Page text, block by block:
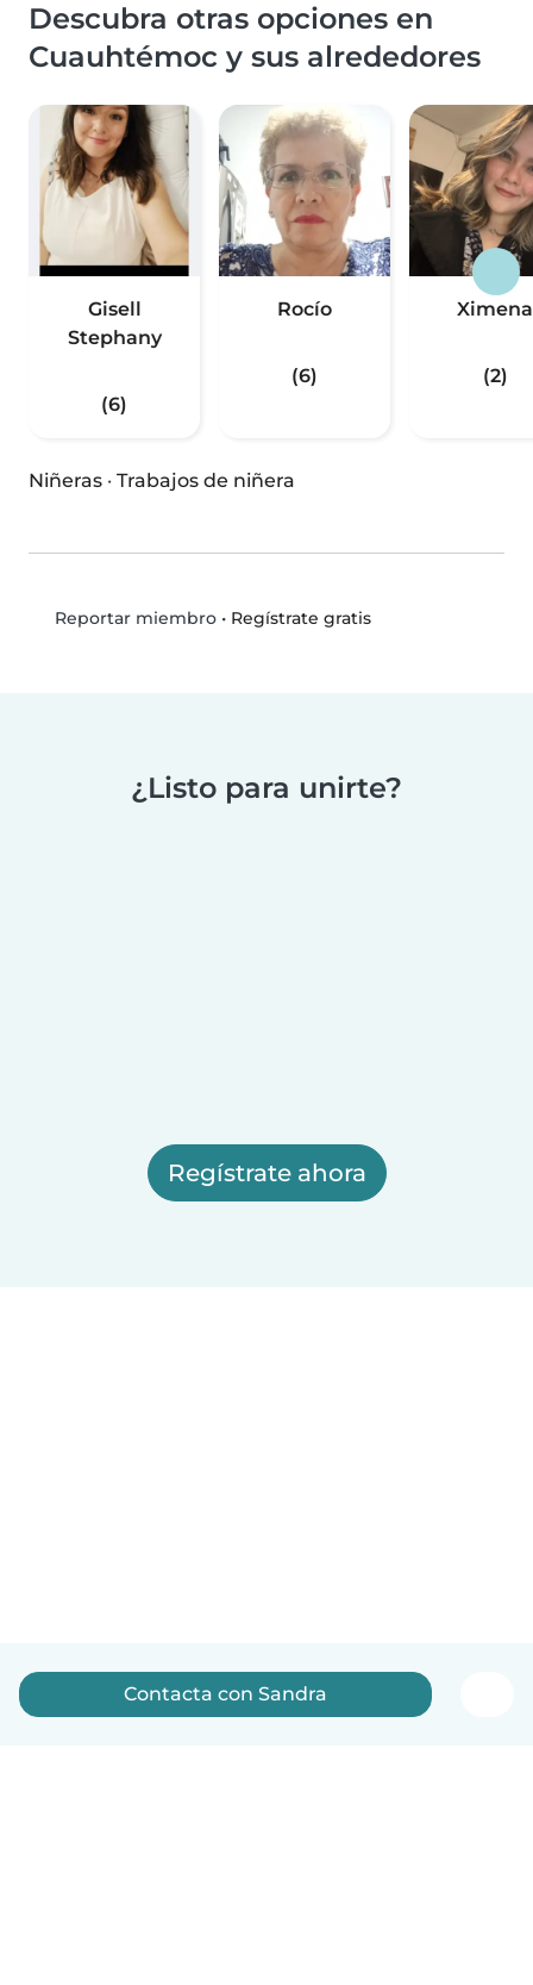
Descubra otras opciones en
Cuauhtémoc y sus alrededores
Gisell
Stephany
(6)
Rocío
(6)
Ximena
(2)
Niñeras · Trabajos de niñera
Reportar miembro• Regístrate gratis
¿Listo para unirte?
Regístrate ahora
Contacta con Sandra